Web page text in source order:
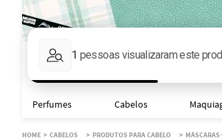
Perfumes Cabelos
CABELOS PRODUTOS PARA CABELO MÁSCARAS